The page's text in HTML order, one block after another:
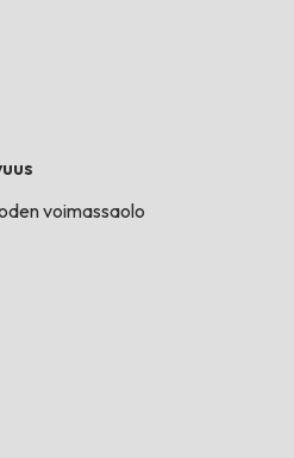
voimassaolo